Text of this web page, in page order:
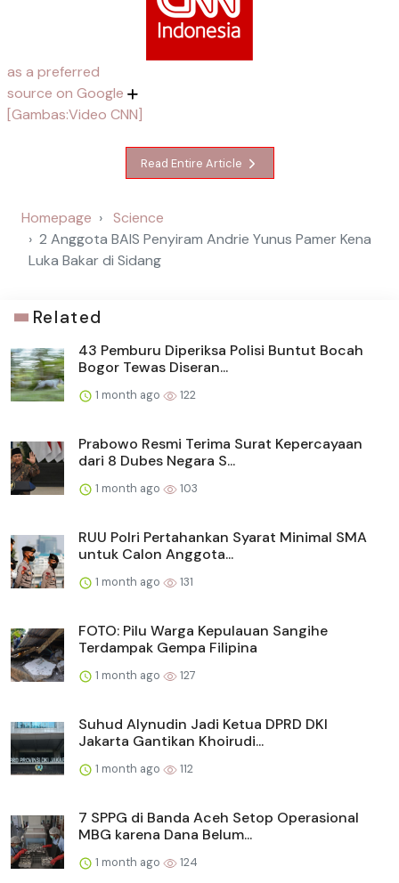
as a preferred
source on Google
[Gambas:Video CNN]
Read Entire Article
Homepage
Science
2 Anggota BAIS Penyiram Andrie Yunus Pamer Kena
Luka Bakar di Sidang
Related
43 Pemburu Diperiksa Polisi Buntut Bocah
Bogor Tewas Diseran...
1 month ago 122
Prabowo Resmi Terima Surat Kepercayaan
dari 8 Dubes Negara S...
1 month ago 103
RUU Polri Pertahankan Syarat Minimal SMA
untuk Calon Anggota...
1 month ago 131
FOTO: Pilu Warga Kepulauan Sangihe
Terdampak Gempa Filipina
1 month ago 127
Suhud Alynudin Jadi Ketua DPRD DKI
Jakarta Gantikan Khoirudi...
1 month ago 112
7 SPPG di Banda Aceh Setop Operasional
MBG karena Dana Belum...
1 month ago 124